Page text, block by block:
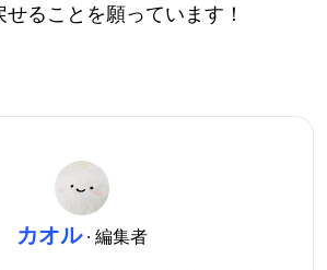
ることを願っています！
カオル· 編集者